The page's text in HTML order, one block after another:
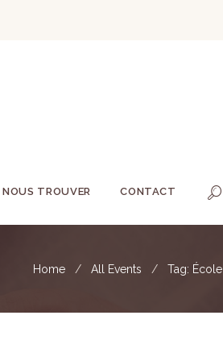
NOUS TROUVER CONTACT
Home All Events Tag: École